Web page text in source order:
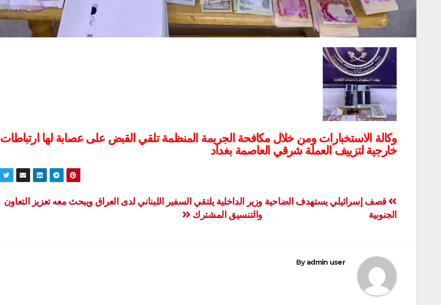
وكالة الاستخبارات ومن خلال مكافحة الجريمة المنظمة تلقي القبض على عصابة لها ارتباطات
خارجية لتزييف العملة شرقي العاصمة بغداد
تصفّح
المقالات
وزير الداخلية يلتقي السفير اللبناني لدى العراق ويبحث معه تعزيز التعاون
والتنسيق المشترك
قصف إسرائيلي يستهدف الضاحية
الجنوبية
Byadmin user